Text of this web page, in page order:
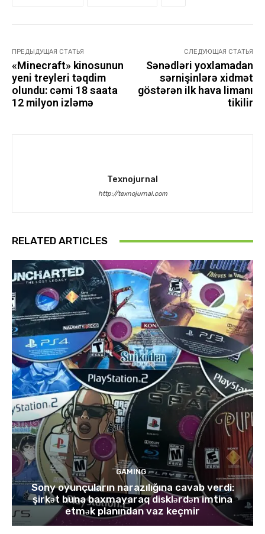
ПРЕДЫДУЩАЯ СТАТЬЯ
«Minecraft» kinosunun
yeni treyleri təqdim
olundu: cəmi 18 saata
12 milyon izləmə
СЛЕДУЮЩАЯ СТАТЬЯ
Sənədləri yoxlamadan
sərnişinlərə xidmət
göstərən ilk hava limanı
tikilir
Texnojurnal
http://texnojurnal.com
RELATED ARTICLES
GAMING
Sony oyunçuların narazılığına cavab verdi:
şirkət buna baxmayaraq disklərdən imtina
etmək planından vaz keçmir